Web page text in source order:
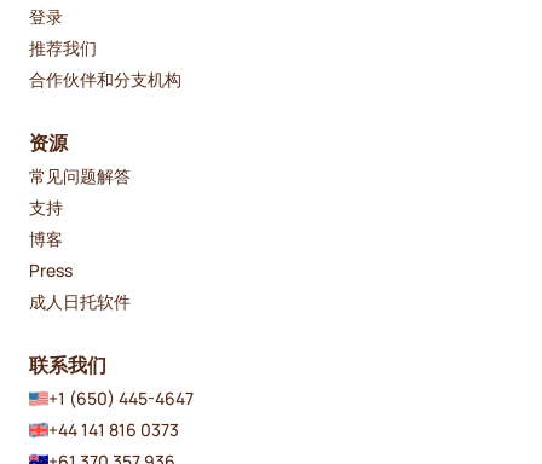
登录
推荐我们
合作伙伴和分支机构
资源
常见问题解答
支持
博客
Press
成人日托软件
联系我们
+1 (650) 445-4647
+44 141 816 0373